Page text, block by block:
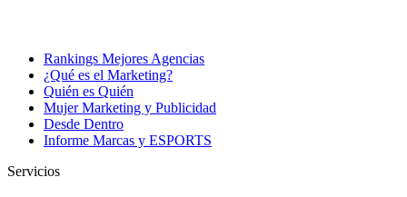
Rankings Mejores Agencias
¿Qué es el Marketing?
Quién es Quién
Mujer Marketing y Publicidad
Desde Dentro
Informe Marcas y ESPORTS
Servicios